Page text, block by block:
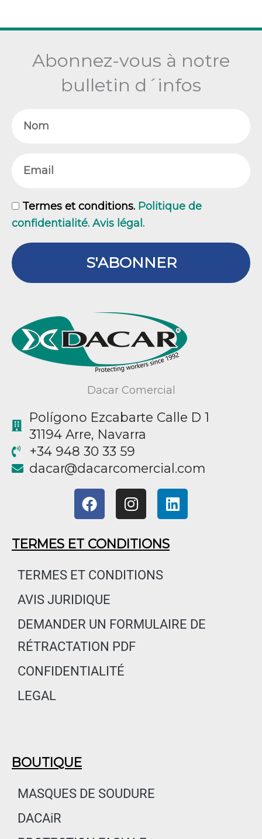
Abonnez-vous à notre
bulletin d´infos
GDPR
Termes et conditions. Politique de
confidentialité. Avis légal.
S'ABONNER
Dacar Comercial
Polígono Ezcabarte Calle D 1
31194 Arre, Navarra
+34 948 30 33 59
moc.laicremocracad
@racad
F
a
e
b
o
k
I
n
t
a
g
m
L
i
TERMES ET CONDITIONS
TERMES ET CONDITIONS
AVIS JURIDIQUE
DEMANDER UN FORMULAIRE DE
RÉTRACTATION PDF
CONFIDENTIALITÉ
LEGAL
BOUTIQUE
MASQUES DE SOUDURE
DACAiR